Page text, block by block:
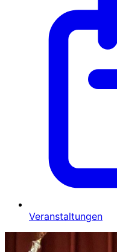
Veranstaltungen